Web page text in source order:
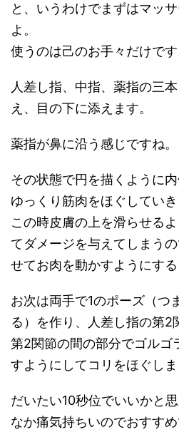
と、いうわけでまずはマッ
よ。
使うのは己のお手々だけです
人差し指、中指、薬指の三
え、目の下に添えます。
薬指が鼻に沿う感じですね。
その状態で円を描くように
ゆっくり筋肉をほぐしていき
この時皮膚の上を滑らせる
てダメージを与えてしまう
せてお肉を動かすようにする
お次は両手で1のポーズ（つ
る）を作り、人差し指の第2
第2関節の間の部分でゴルゴ
すようにしてコリをほぐしま
だいたい10秒位でいいかと
なか痛気持ちいのでおすすめ